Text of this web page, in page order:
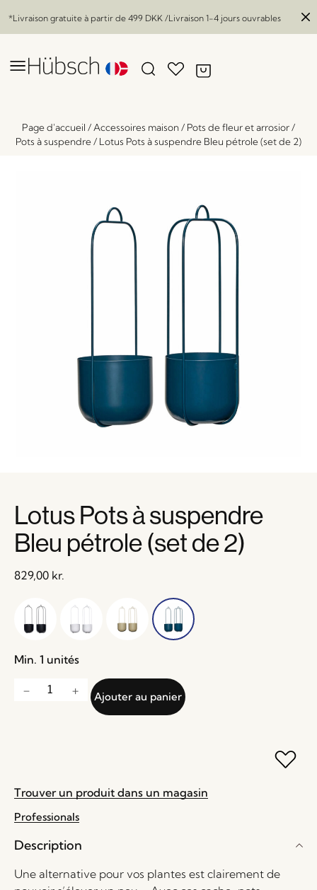
*Livraison gratuite à partir de 499 DKK /Livraison 1-4 jours ouvrables
Page d'accueil / Accessoires maison/ Pots de fleur et arrosior/
Pots à suspendre/ Lotus Pots à suspendre Bleu pétrole (set de 2)
Lotus Pots à suspendre
Bleu pétrole (set de 2)
829,00 kr.
Min. 1 unités
Ajouter au panier
Trouver un produit dans un magasin
Professionals
Description
Une alternative pour vos plantes est clairement de